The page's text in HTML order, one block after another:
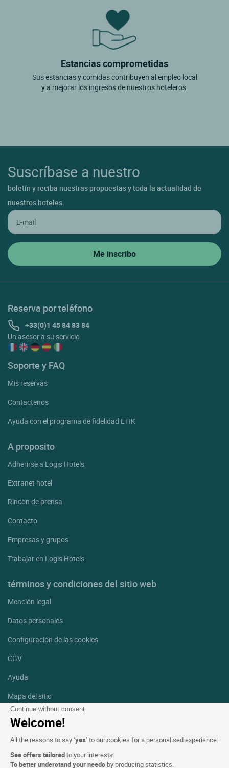
Continue without consent
Welcome!
All the reasons to say ‘yes’ to our cookies for a personalised experience:
See offers tailoredto your interests.
To better understand your needs by producing statistics.
Estancias comprometidas
Sus estancias y comidas contribuyen al empleo local
y a mejorar los ingresos de nuestros hoteleros.
Suscríbase a nuestro
boletín y reciba nuestras propuestas y toda la actualidad de
nuestros hoteles.
Reserva por teléfono
+33(0)1 45 84 83 84
Un asesor a su servicio
Soporte y FAQ
Mis reservas
Contactenos
Ayuda con el programa de fidelidad ETIK
A proposito
Adherirse a Logis Hotels
Extranet hotel
Rincón de prensa
Contacto
Empresas y grupos
Trabajar en Logis Hotels
términos y condiciones del sitio web
Mención legal
Datos personales
Configuración de las cookies
CGV
Ayuda
Mapa del sitio
Créditos
fotografías
Facebook